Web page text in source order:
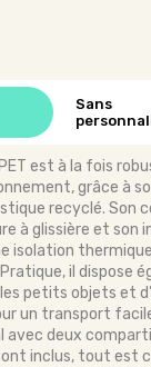
Sans
est à la fois
grâce à
recyclé. Son
à glissière et son
isolation
il dispose
petits objets et
un transport
avec deux
inclus, tout est